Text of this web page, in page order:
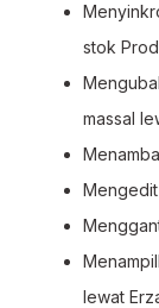
stok
massal
lewat